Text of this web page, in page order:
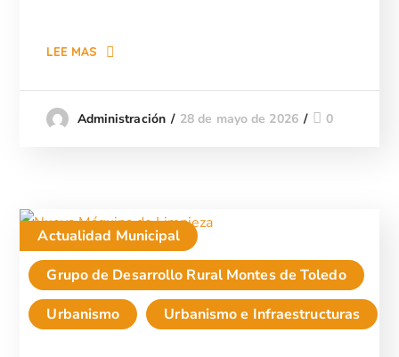
LEE MAS
Administración 28 de mayo de 2026 0
Actualidad Municipal
Grupo de Desarrollo Rural Montes de Toledo
Urbanismo
Urbanismo e Infraestructuras